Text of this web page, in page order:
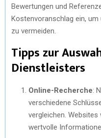
Bewertungen und
Kostenvoranschlag ein, um
zu vermeiden.
Tipps zur
Dienstleisters
Online-Recherche:
verschiedene
vergleichen. Websites
wertvolle